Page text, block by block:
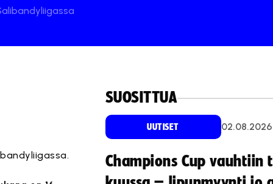
SUOSITTUA
UUTISET 02.08.2026
Champions Cup vauhtiin